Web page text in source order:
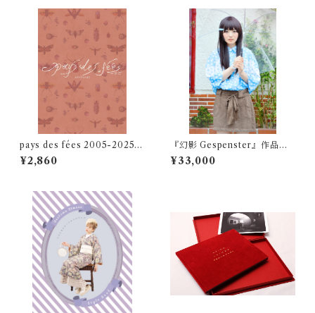
pays des fées 2005-2025
20th ANNIVERSARY BOO
K
¥2,860
『幻影 Gespenster』作品プ
リント付き限定エディション
"Y.K."(傘)
¥33,000